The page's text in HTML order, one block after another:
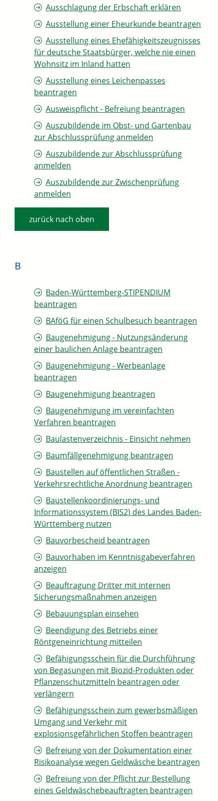
Ausschlagung der Erbschaft erklären
Ausstellung einer Eheurkunde beantragen
Ausstellung eines Ehefähigkeitszeugnisses
für deutsche Staatsbürger, welche nie einen
Wohnsitz im Inland hatten
Ausstellung eines Leichenpasses
beantragen
Ausweispflicht - Befreiung beantragen
Auszubildende im Obst- und Gartenbau
zur Abschlussprüfung anmelden
Auszubildende zur Abschlussprüfung
anmelden
Auszubildende zur Zwischenprüfung
anmelden
zurück nach oben
B
Baden-Württemberg-STIPENDIUM
beantragen
BAföG für einen Schulbesuch beantragen
Baugenehmigung - Nutzungsänderung
einer baulichen Anlage beantragen
Baugenehmigung - Werbeanlage
beantragen
Baugenehmigung beantragen
Baugenehmigung im vereinfachten
Verfahren beantragen
Baulastenverzeichnis - Einsicht nehmen
Baumfällgenehmigung beantragen
Baustellen auf öffentlichen Straßen -
Verkehrsrechtliche Anordnung beantragen
Baustellenkoordinierungs- und
Informationssystem (BIS2) des Landes Baden-
Württemberg nutzen
Bauvorbescheid beantragen
Bauvorhaben im Kenntnisgabeverfahren
anzeigen
Beauftragung Dritter mit internen
Sicherungsmaßnahmen anzeigen
Bebauungsplan einsehen
Beendigung des Betriebs einer
Röntgeneinrichtung mitteilen
Befähigungsschein für die Durchführung
von Begasungen mit Biozid-Produkten oder
Pflanzenschutzmitteln beantragen oder
verlängern
Befähigungsschein zum gewerbsmäßigen
Umgang und Verkehr mit
explosionsgefährlichen Stoffen beantragen
Befreiung von der Dokumentation einer
Risikoanalyse wegen Geldwäsche beantragen
Befreiung von der Pflicht zur Bestellung
eines Geldwäschebeauftragten beantragen